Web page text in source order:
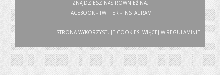
ZNAJDZIESZ NAS RÓWNIEŻ NA:
FACEBOOK - TWITTER - INSTAGRAM
STRONA WYKORZYSTUJE COOKIES. WIĘCEJ W REGULAMINIE